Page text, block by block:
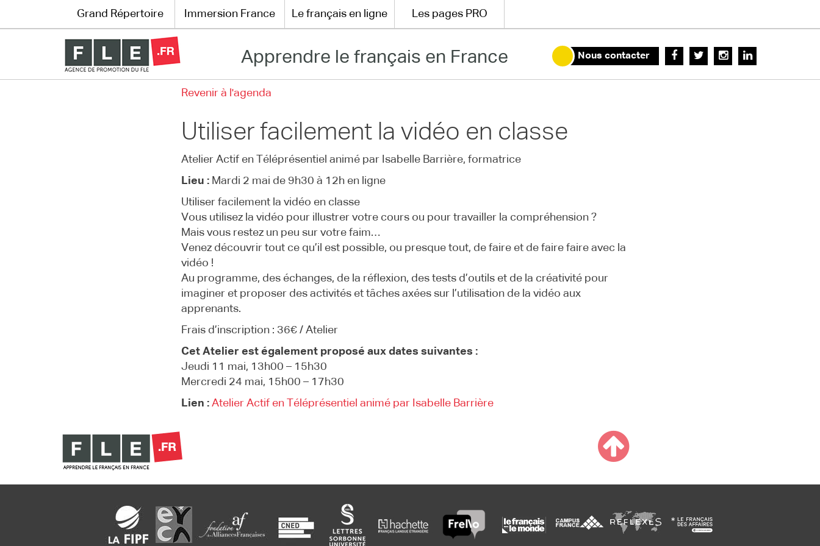
Grand Répertoire
Grand Répertoire Immersion France Le français en ligne Les pages PRO
Apprendre le français en France Nous contacter
Revenir à l'agenda
Utiliser facilement la vidéo en classe
Atelier Actif en Téléprésentiel animé par Isabelle Barrière, formatrice
Lieu : Mardi 2 mai de 9h30 à 12h en ligne
Utiliser facilement la vidéo en classe
Vous utilisez la vidéo pour illustrer votre cours ou pour travailler la compréhension ?
Mais vous restez un peu sur votre faim…
Venez découvrir tout ce qu’il est possible, ou presque tout, de faire et de faire faire avec la
vidéo !
Au programme, des échanges, de la réflexion, des tests d’outils et de la créativité pour
imaginer et proposer des activités et tâches axées sur l’utilisation de la vidéo aux
apprenants.
Frais d’inscription : 36€ / Atelier
Cet Atelier est également proposé aux dates suivantes :
Jeudi 11 mai, 13h00 – 15h30
Mercredi 24 mai, 15h00 – 17h30
Lien : Atelier Actif en Téléprésentiel animé par Isabelle Barrière